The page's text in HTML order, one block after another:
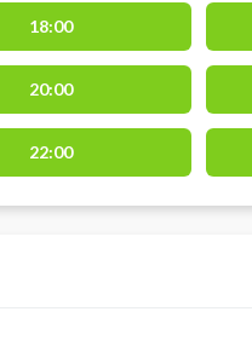
18:00
20:00
22:00